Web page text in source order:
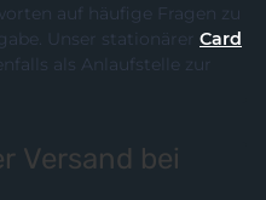
auf häufige Fragen zu
Unser stationärer Card
als Anlaufstelle zur
Versand bei